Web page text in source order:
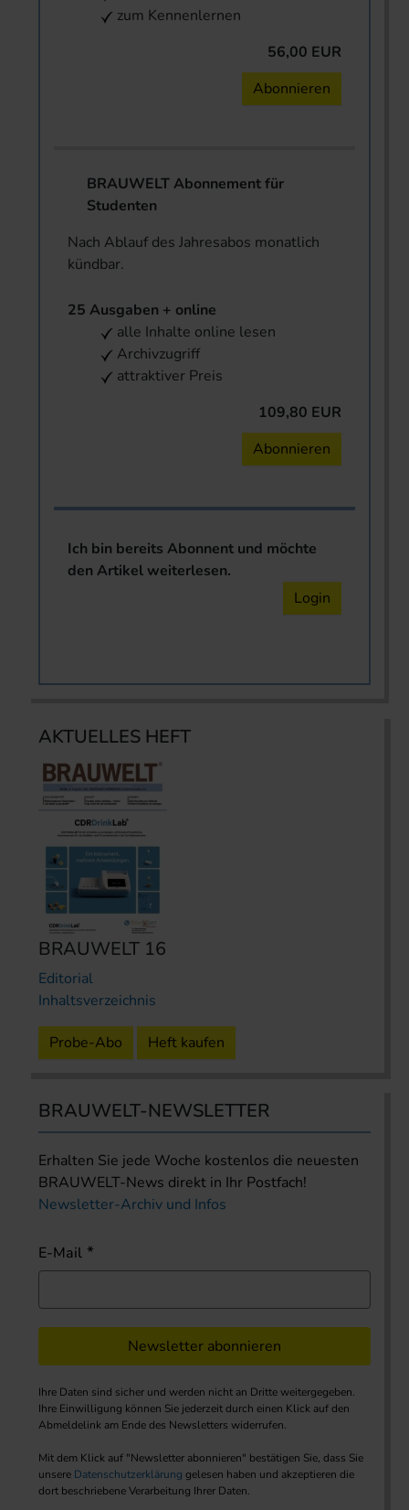
zum Kennenlernen
56,00 EUR
Abonnieren
BRAUWELT Abonnement für
Studenten
Nach Ablauf des Jahresabos monatlich
kündbar.
25 Ausgaben + online
alle Inhalte online lesen
Archivzugriff
attraktiver Preis
109,80 EUR
Abonnieren
Ich bin bereits Abonnent und möchte
den Artikel weiterlesen.
Login
AKTUELLES HEFT
BRAUWELT 16
Editorial
Inhaltsverzeichnis
Probe-Abo Heft kaufen
BRAUWELT-NEWSLETTER
Erhalten Sie jede Woche kostenlos die neuesten
BRAUWELT-News direkt in Ihr Postfach!
Newsletter-Archiv und Infos
E-Mail
Newsletter abonnieren
Ihre Daten sind sicher und werden nicht an Dritte weitergegeben.
Ihre Einwilligung können Sie jederzeit durch einen Klick auf den
Abmeldelink am Ende des Newsletters widerrufen.
Mit dem Klick auf "Newsletter abonnieren" bestätigen Sie, dass Sie
unsere Datenschutzerklärung gelesen haben und akzeptieren die
dort beschriebene Verarbeitung Ihrer Daten.